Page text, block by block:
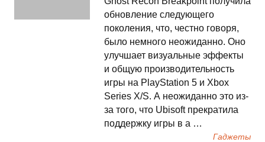
обновление следующего
поколения, что, честно говоря,
было немного неожиданно. Оно
улучшает визуальные эффекты
и общую производительность
игры на PlayStation 5 и Xbox
Series X/S. А неожиданно это из-
за того, что Ubisoft прекратила
поддержку игры в а …
Гаджеты